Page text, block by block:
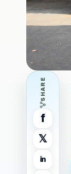
SHARE
f
𝕏
in